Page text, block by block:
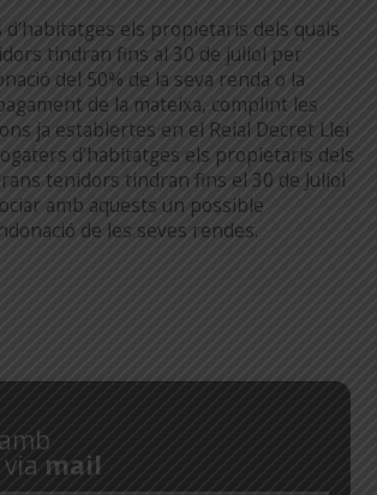
els propietaris dels quals
tindran fins al 30 de juliol per
del 50% de la seva renda o la
de la mateixa, complint les
ja establertes en el Reial Decret Llei
d’habitatges els propietaris dels
tenidors tindran fins el 30 de Juliol
amb aquests un possible
de les seves rendes.
mail